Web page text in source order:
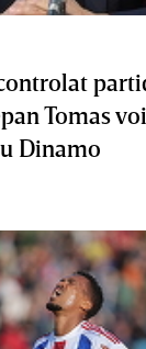
Tomas
Dinamo